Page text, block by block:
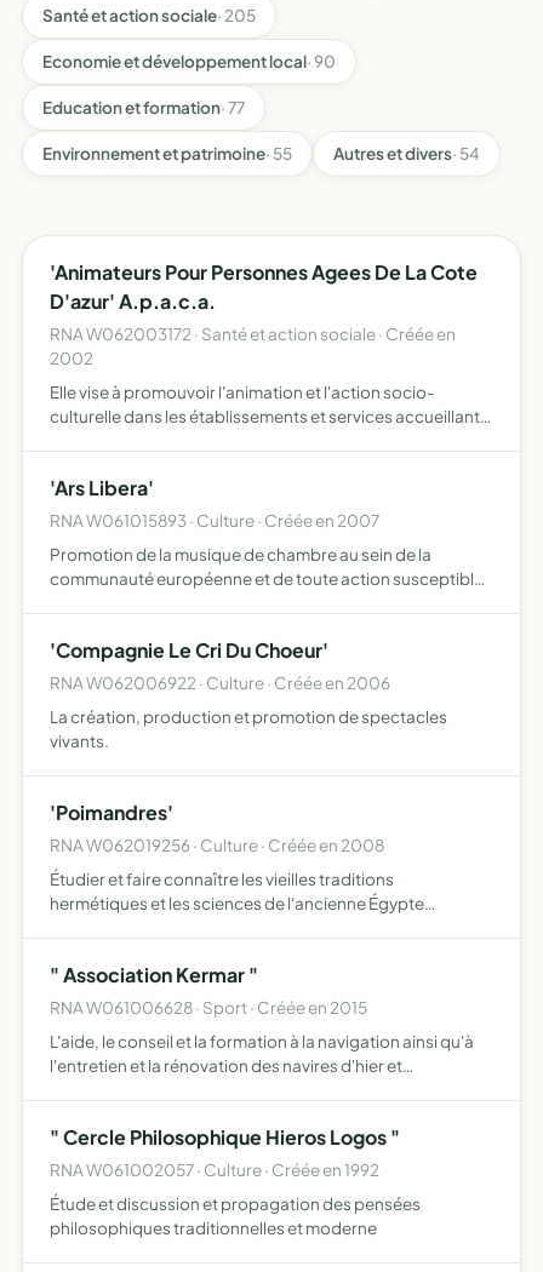
Santé et action sociale· 205
Economie et développement local· 90
Education et formation· 77
Environnement et patrimoine· 55 Autres et divers· 54
'Animateurs Pour Personnes Agees De La Cote
D'azur' A.p.a.c.a.
RNA W062003172 · Santé et action sociale · Créée en
2002
Elle vise à promouvoir l'animation et l'action socio-
culturelle dans les établissements et services accueillant
animateurs p…
'Ars Libera'
RNA W061015893 · Culture · Créée en 2007
Promotion de la musique de chambre au sein de la
communauté européenne et de toute action susceptible
diffusio…
'Compagnie Le Cri Du Choeur'
RNA W062006922 · Culture · Créée en 2006
La création, production et promotion de spectacles
vivants.
'Poimandres'
RNA W062019256 · Culture · Créée en 2008
Étudier et faire connaître les vieilles traditions
hermétiques et les sciences de l'ancienne Égypte
" Association Kermar "
RNA W061006628 · Sport · Créée en 2015
L'aide, le conseil et la formation à la navigation ainsi qu'à
l'entretien et la rénovation des navires d'hier et
" Cercle Philosophique Hieros Logos "
RNA W061002057 · Culture · Créée en 1992
Étude et discussion et propagation des pensées
philosophiques traditionnelles et moderne